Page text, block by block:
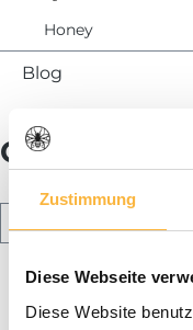
Zustimmung
Diese Webseite
Diese Website
Honey
Blog
Cover Fix